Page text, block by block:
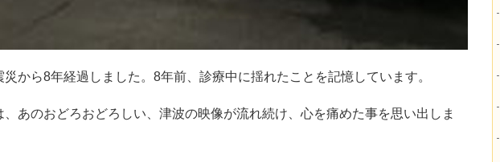
から8年経過しました。8年前、診療中に揺れたことを記憶しています。
、あのおどろおどろしい、津波の映像が流れ続け、心を痛めた事を思い出しま